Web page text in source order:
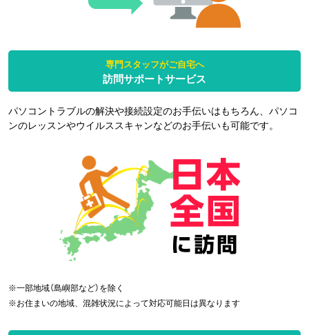
専門スタッフがご自宅へ
訪問サポートサービス
パソコントラブルの解決や接続設定のお手伝いはもちろん、パソコ
ンのレッスンやウイルススキャンなどのお手伝いも可能です。
※一部地域（島嶼部など）を除く
※お住まいの地域、混雑状況によって対応可能日は異なります